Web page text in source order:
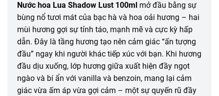
Nước hoa Lua Shadow Lust 100ml mở đầu bằng sự
bùng nổ tươi mát của bạc hà và hoa oải hương – hai
mùi hương gợi sự tỉnh táo, mạnh mẽ và cực kỳ hấp
dẫn. Đây là tầng hương tạo nên cảm giác “ấn tượng
đầu” ngay khi người khác tiếp xúc với bạn. Khi hương
đầu dịu xuống, lớp hương giữa xuất hiện đầy ngọt
ngào và bí ẩn với vanilla và benzoin, mang lại cảm
giác vừa ấm áp vừa gợi cảm – một sự quyến rũ đầy